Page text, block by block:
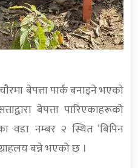
बेपत्ता पार्क बनाइने भएकाे
बेपत्ता पारिएकाहरूको
वडा नम्बर २ स्थित ‘बिपिन
बन्ने भएको छ ।